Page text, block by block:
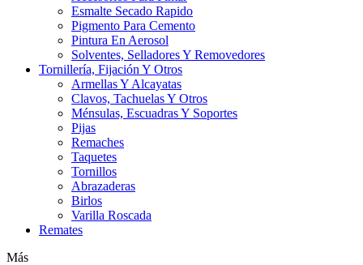
Esmalte Secado Rapido
Pigmento Para Cemento
Pintura En Aerosol
Solventes, Selladores Y Removedores
Tornillería, Fijación Y Otros
Armellas Y Alcayatas
Clavos, Tachuelas Y Otros
Ménsulas, Escuadras Y Soportes
Pijas
Remaches
Taquetes
Tornillos
Abrazaderas
Birlos
Varilla Roscada
Remates
Más